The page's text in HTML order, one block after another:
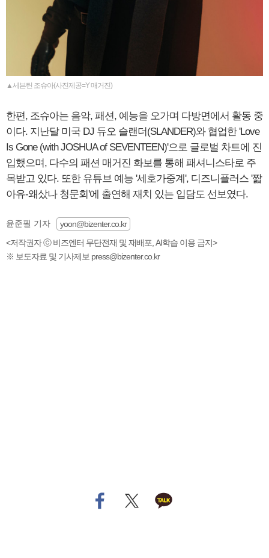
▲세븐틴 조슈아(사진제공=Y 매거진)
한편, 조슈아는 음악, 패션, 예능을 오가며 다방면에서 활동 중
이다. 지난달 미국 DJ 듀오 슬랜더(SLANDER)와 협업한 'Love
Is Gone (with JOSHUA of SEVENTEEN)'으로 글로벌 차트에 진
입했으며, 다수의 패션 매거진 화보를 통해 패셔니스타로 주
목받고 있다. 또한 유튜브 예능 '세호가중계', 디즈니플러스 '짧
아유-왜샀나 청문회'에 출연해 재치 있는 입담도 선보였다.
윤준필 기자
yoon@bizenter.co.kr
<저작권자 ⓒ 비즈엔터 무단전재 및 재배포, AI학습 이용 금지>
※ 보도자료 및 기사제보 press@bizenter.co.kr